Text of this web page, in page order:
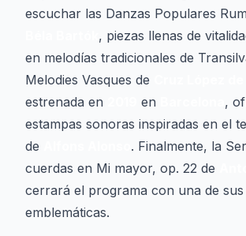
escuchar las Danzas Populares
, piezas llenas de
en melodías tradicionales de
Melodies Vasques de
estrenada en
en
,
estampas sonoras inspiradas en el
de
. Finalmente, la
cuerdas en Mi mayor, op. 22 de
cerrará el programa con una de
emblemáticas.